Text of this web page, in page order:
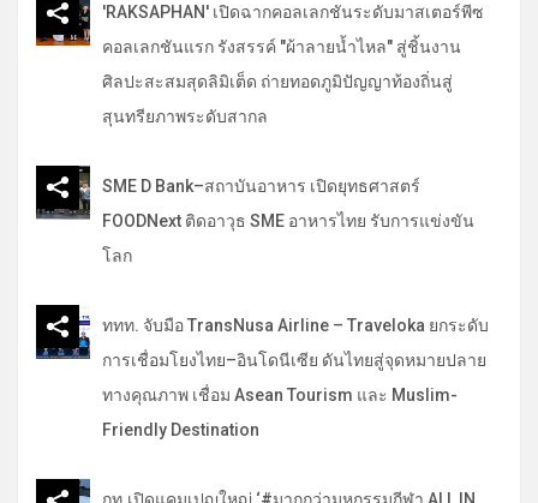
'RAKSAPHAN' เปิดฉากคอลเลกชันระดับมาสเตอร์พีซ
คอลเลกชันแรก รังสรรค์ "ผ้าลายน้ำไหล" สู่ชิ้นงาน
ศิลปะสะสมสุดลิมิเต็ด ถ่ายทอดภูมิปัญญาท้องถิ่นสู่
สุนทรียภาพระดับสากล
SME D Bank–สถาบันอาหาร เปิดยุทธศาสตร์
FOODNext ติดอาวุธ SME อาหารไทย รับการแข่งขัน
โลก
ททท. จับมือ TransNusa Airline – Traveloka ยกระดับ
การเชื่อมโยงไทย–อินโดนีเซีย ดันไทยสู่จุดหมายปลาย
ทางคุณภาพ เชื่อม Asean Tourism และ Muslim-
Friendly Destination
กท.เปิดแคมเปญใหญ่ ‘#มากกว่ามหกรรมกีฬา ALL IN